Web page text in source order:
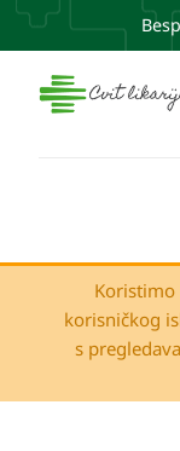
Koristimo
korisničkog
s